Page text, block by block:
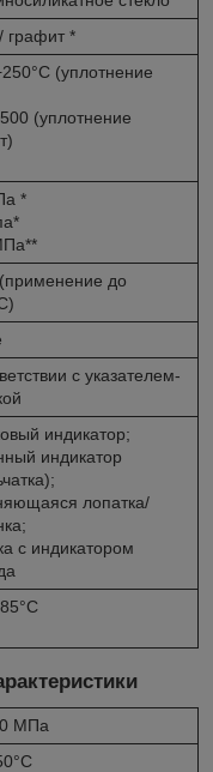
графит *
(уплотнение
(уплотнение
*
до
с указателем-
индикатор;
индикатор
лопатка/
с индикатором
МПа